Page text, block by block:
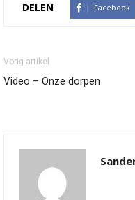
DELEN Facebook
Vorig artikel
Video – Onze dorpen